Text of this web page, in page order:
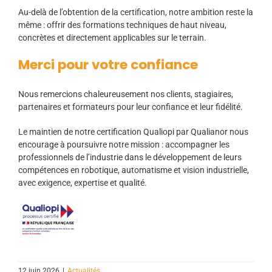
Au-delà de l’obtention de la certification, notre ambition reste la
même : offrir des formations techniques de haut niveau,
concrètes et directement applicables sur le terrain.
Merci pour votre confiance
Nous remercions chaleureusement nos clients, stagiaires,
partenaires et formateurs pour leur confiance et leur fidélité.
Le maintien de notre certification Qualiopi par Qualianor nous
encourage à poursuivre notre mission : accompagner les
professionnels de l’industrie dans le développement de leurs
compétences en robotique, automatisme et vision industrielle,
avec exigence, expertise et qualité.